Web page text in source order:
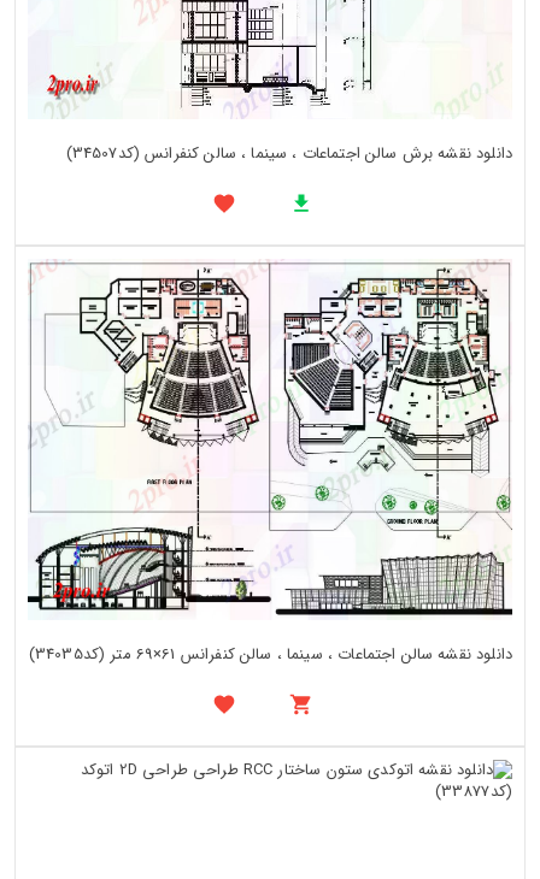
دانلود نقشه برش سالن اجتماعات ، سینما ، سالن کنفرانس (کد34507)
دانلود نقشه سالن اجتماعات ، سینما ، سالن کنفرانس 61×69 متر (کد34035)